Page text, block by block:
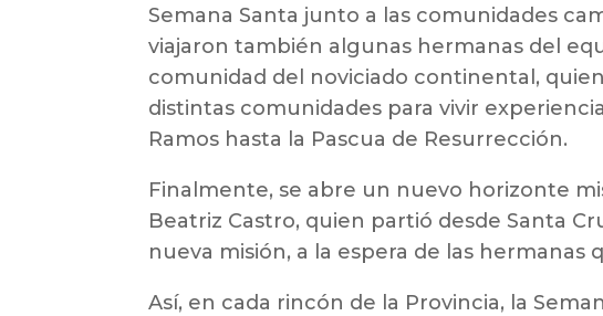
Semana Santa junto a las comunidades
viajaron también algunas hermanas del
comunidad del noviciado continental,
distintas comunidades para vivir
Ramos hasta la Pascua de Resurrección.
Finalmente, se abre un nuevo horizonte
Beatriz Castro, quien partió desde Santa
nueva misión, a la espera de las
Así, en cada rincón de la Provincia, la